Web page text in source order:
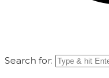
Search for: